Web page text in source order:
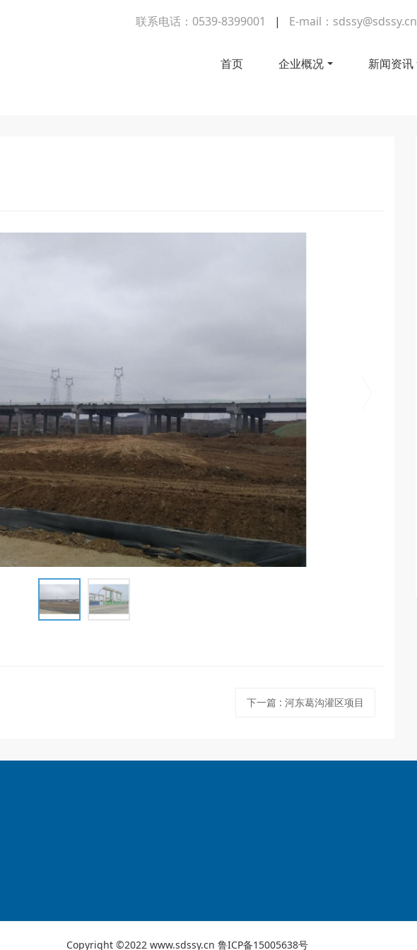
联系电话：0539-8399001 | E-mail：sdssy@sdssy.cn
首页 企业概况 新闻资讯
下一篇 :河东葛沟灌区项目
Copyright ©2022 www.sdssy.cn 鲁ICP备15005638号